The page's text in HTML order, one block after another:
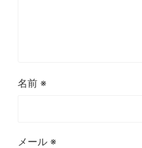
名前 ※
メール ※